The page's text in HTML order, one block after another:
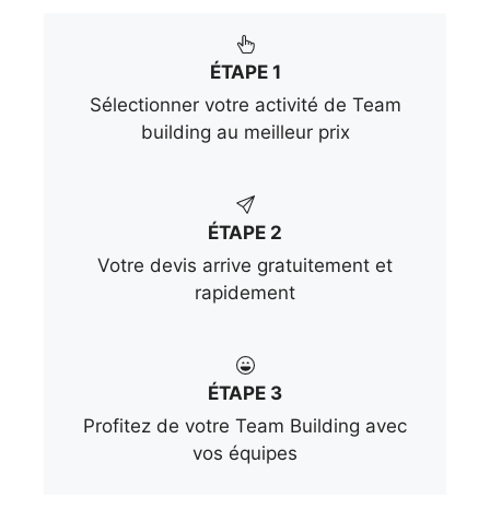
ÉTAPE 1
Sélectionner votre activité de Team
building au meilleur prix
ÉTAPE 2
Votre devis arrive gratuitement et
rapidement
ÉTAPE 3
Profitez de votre Team Building avec
vos équipes